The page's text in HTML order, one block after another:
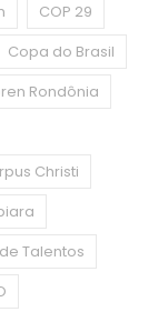
COP 29
Copa do Brasil
Rondônia
Christi
Talentos